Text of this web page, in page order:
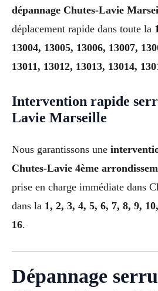
dépannage Chutes-Lavie
déplacement rapide dans toute la
13004, 13005, 13006, 13007,
13011, 13012, 13013, 13014,
Intervention rapide
Lavie Marseille
Nous garantissons une
Chutes-Lavie 4ème
prise en charge immédiate dans
dans la 1, 2, 3, 4, 5, 6, 7, 8, 9,
16.
Dépannage